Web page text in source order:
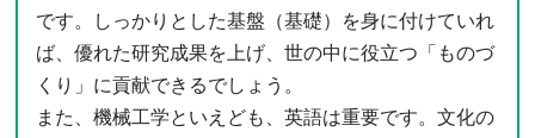
です。しっかりとした基盤（基礎）を身に付けていれ
ば、優れた研究成果を上げ、世の中に役立つ「ものづ
くり」に貢献できるでしょう。
また、機械工学といえども、英語は重要です。文化の